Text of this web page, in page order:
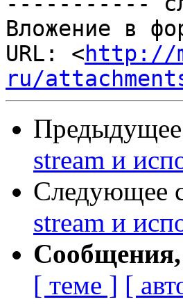
Вложение в
URL: <http://
ru/
stream и
Следующее
stream и
[ теме ] [